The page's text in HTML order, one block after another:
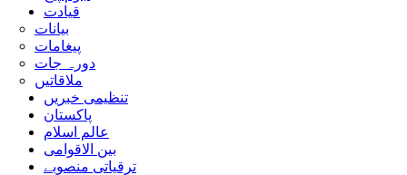
قیادت
بیانات
پیغامات
دورہ جات
ملاقاتیں
تنظیمی خبریں
پاکستان
عالم اسلام
بین الاقوامی
ترقیاتی منصوبے